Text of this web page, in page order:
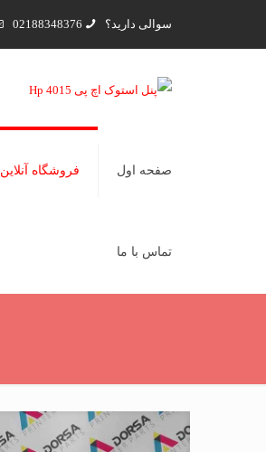
سوالی دارید؟ 02188348376
صفحه اول فروشگاه آنلاین
تماس با ما